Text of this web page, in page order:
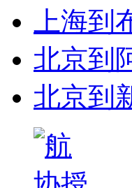
上海到
北京到
北京到